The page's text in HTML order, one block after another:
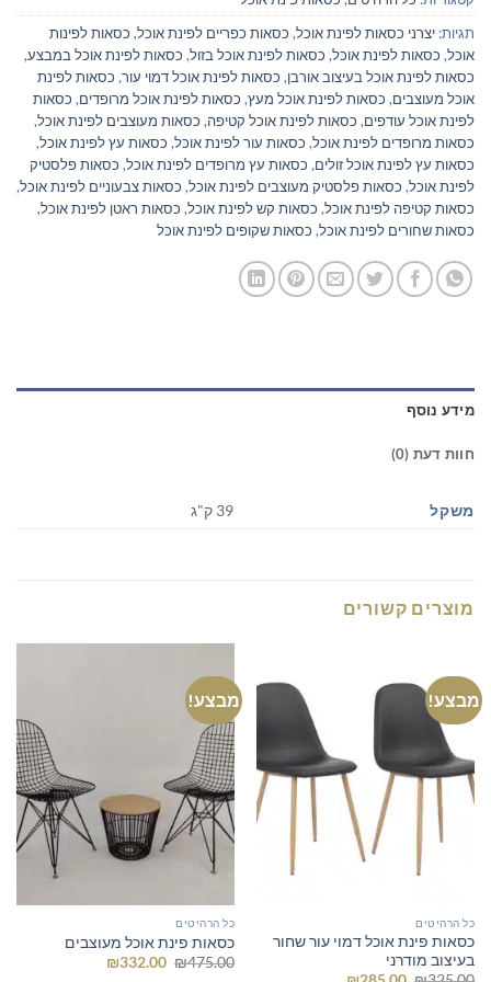
תגיות: יצרני כסאות לפינת אוכל, כסאות כפריים לפינת אוכל, כסאות לפינות
אוכל, כסאות לפינת אוכל, כסאות לפינת אוכל בזול, כסאות לפינת אוכל במבצע,
כסאות לפינת אוכל בעיצוב אורבן, כסאות לפינת אוכל דמוי עור, כסאות לפינת
אוכל מעוצבים, כסאות לפינת אוכל מעץ, כסאות לפינת אוכל מרופדים, כסאות
לפינת אוכל עודפים, כסאות לפינת אוכל קטיפה, כסאות מעוצבים לפינת אוכל,
כסאות מרופדים לפינת אוכל, כסאות עור לפינת אוכל, כסאות עץ לפינת אוכל,
כסאות עץ לפינת אוכל זולים, כסאות עץ מרופדים לפינת אוכל, כסאות פלסטיק
לפינת אוכל, כסאות פלסטיק מעוצבים לפינת אוכל, כסאות צבעוניים לפינת אוכל,
כסאות קטיפה לפינת אוכל, כסאות קש לפינת אוכל, כסאות ראטן לפינת אוכל,
כסאות שחורים לפינת אוכל, כסאות שקופים לפינת אוכל
מידע נוסף
חוות דעת (0)
משקל 39 ק"ג
מוצרים קשורים
מבצע!
כל הרהיטים
כסאות פינת אוכל דמוי עור שחור
בעיצוב מודרני
מבצע!
כל הרהיטים
כסאות פינת אוכל מעוצבים
₪475.00
המחיר ₪332.00
המחיר